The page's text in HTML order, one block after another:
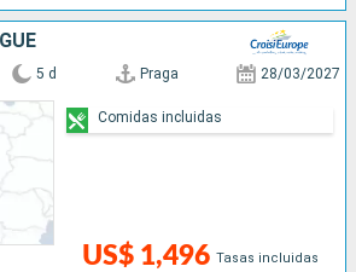
5 d Praga 28/03/2027
US$ 1,496 Tasas incluidas
Comidas incluidas